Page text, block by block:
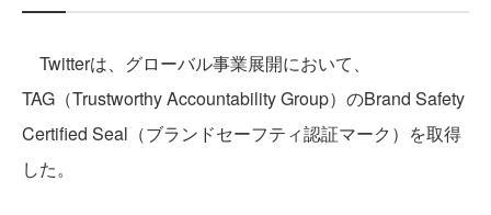
Twitterは、グローバル事業展開において、
TAG（Trustworthy Accountability Group）のBrand Safety
Certified Seal（ブランドセーフティ認証マーク）を取得
した。